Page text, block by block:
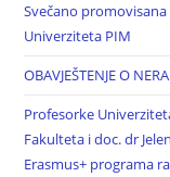
Svečano
Univerziteta PIM
OBAVJEŠTENJE O
Profesorke
Fakulteta i doc. dr
Erasmus+ programa